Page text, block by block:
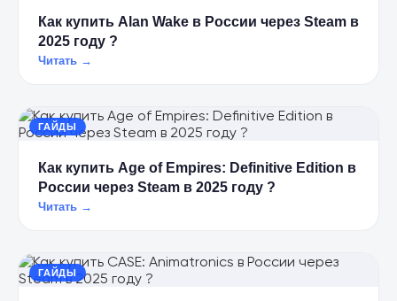
Как купить Alan Wake в России через Steam в
2025 году ?
Читать →
ГАЙДЫ
Как купить Age of Empires: Definitive Edition в
России через Steam в 2025 году ?
Читать →
ГАЙДЫ